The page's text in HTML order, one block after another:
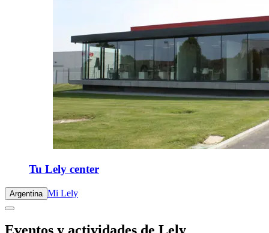
Tu Lely center
Argentina Mi Lely